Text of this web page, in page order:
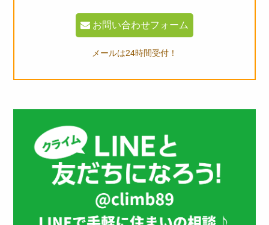
お問い合わせフォーム
メールは24時間受付！